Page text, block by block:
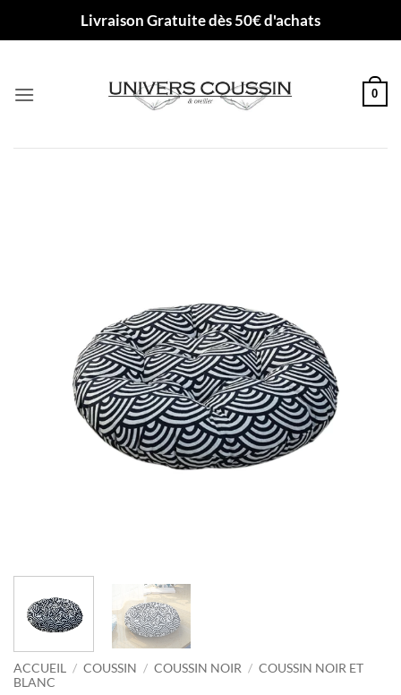
Livraison Gratuite dès 50€ d'achats
0
ACCUEIL / COUSSIN / COUSSIN NOIR / COUSSIN NOIR ET
BLANC